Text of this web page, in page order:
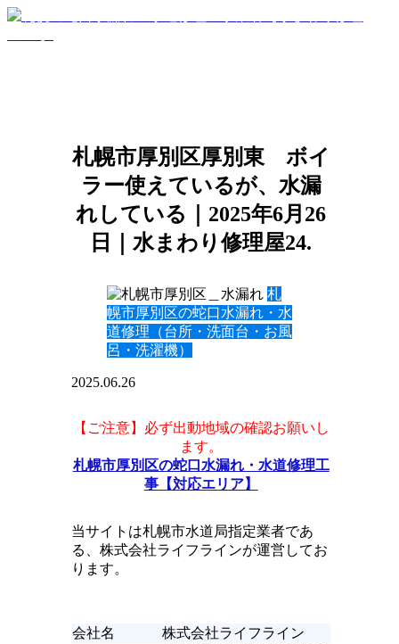
札幌市厚別区厚別東 ボイ
ラー使えているが、水漏
れしている｜2025年6月26
日｜水まわり修理屋24.
札
幌市厚別区の蛇口水漏れ・水
道修理（台所・洗面台・お風
呂・洗濯機）
2025.06.26
【ご注意】必ず出動地域の確認お願いし
ます。
札幌市厚別区の蛇口水漏れ・水道修理工
事【対応エリア】
当サイトは札幌市水道局指定業者であ
る、株式会社ライフラインが運営してお
ります。
会社名
株式会社ライフライン